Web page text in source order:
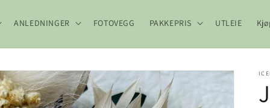
ANLEDNINGER FOTOVEGG PAKKEPRIS UTLEIE